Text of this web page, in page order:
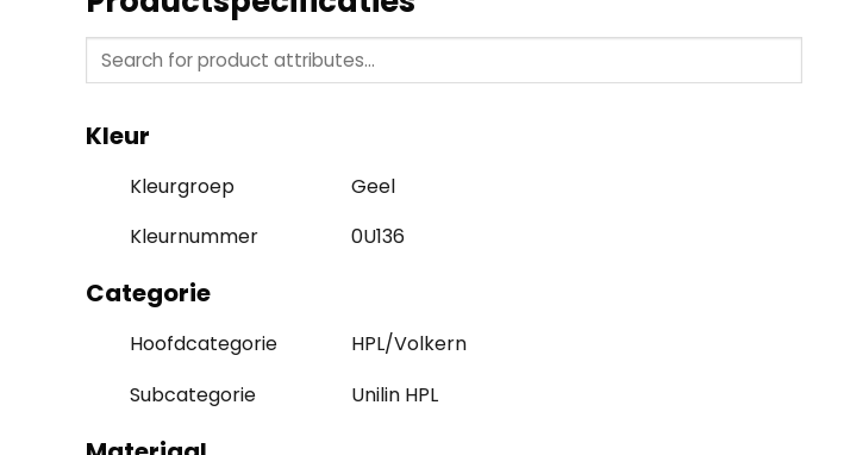
Kleur
Kleurgroep
Geel
Kleurnummer
0U136
Categorie
Hoofdcategorie
HPL/Volkern
Subcategorie
Unilin HPL